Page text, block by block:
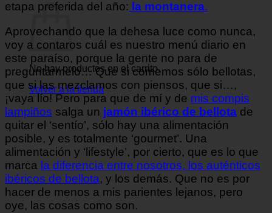
No hay productos en el carrito.
Volver a la tienda
etapa preferida del año: la montanera.
Aprovechando que la dehesa luce como nunca,
voy a contaros cuál es nuestro menú diario en
este paraíso, porque la gente no para de
preguntármelo… Que si comemos sólo bellotas,
que si las mezclamos con piensos, que si…,
¡vaya lío! Pero para que de mí y de mis compis
lampiños salga un jamón ibérico de bellota de
quitar el ‘sentío’, sólo hay una alimentación
posible, y es totalmente ‘gourmet’. Una
alimentación y ‘lifestyle’, por cierto, que es lo que
marca la diferencia entre nosotros, los auténticos
ibéricos de bellota, y los demás. Que no es por
hacer de menos a mis parientes lejanos, pero
oye, las cosas como son.